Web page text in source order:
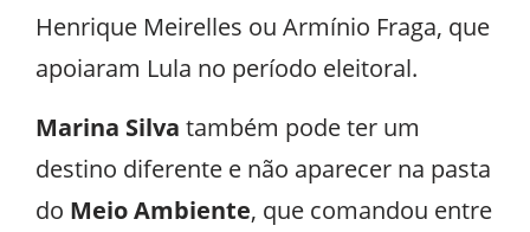
Henrique Meirelles ou Armínio Fraga, que
apoiaram Lula no período eleitoral.
Marina Silva também pode ter um
destino diferente e não aparecer na pasta
do Meio Ambiente, que comandou entre